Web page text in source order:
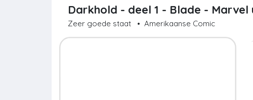
Darkhold - deel 1 - Blade - Marvel
Zeer goede staat • Amerikaanse Comic